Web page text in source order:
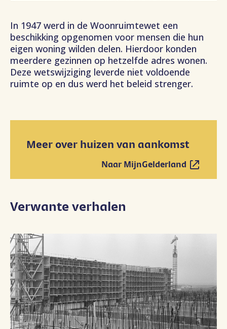
In 1947 werd in de Woonruimtewet een
beschikking opgenomen voor mensen die hun
eigen woning wilden delen. Hierdoor konden
meerdere gezinnen op hetzelfde adres wonen.
Deze wetswijziging leverde niet voldoende
ruimte op en dus werd het beleid strenger.
Meer over huizen van aankomst
Naar MijnGelderland
Opent in nieuw venster"
Verwante verhalen